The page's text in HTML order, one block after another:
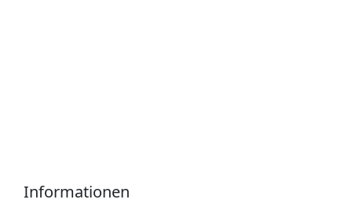
Informationen